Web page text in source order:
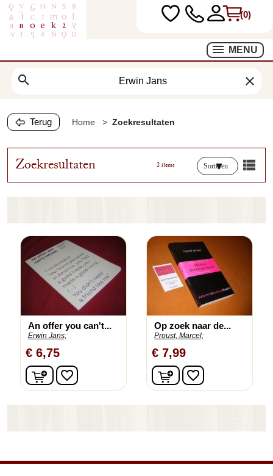
(0)
MENU
search clear
Terug Home Zoekresultaten
Zoekresultaten 2 items Sorteren
An offer you can't...
Erwin Jans;
€ 6,75
In winkelwagen
favorite_border
Op zoek naar de...
Proust, Marcel;
€ 7,99
In winkelwagen
favorite_border